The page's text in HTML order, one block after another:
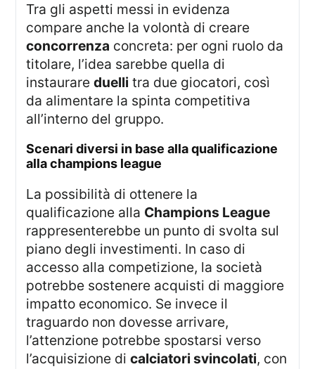
Tra gli aspetti messi in evidenza
compare anche la volontà di creare
concorrenza concreta: per ogni ruolo da
titolare, l’idea sarebbe quella di
instaurareduelli tra due giocatori, così
da alimentare la spinta competitiva
all’interno del gruppo.
scenari diversi in base alla qualificazione
alla champions league
La possibilità di ottenere la
qualificazione alla Champions League
rappresenterebbe un punto di svolta sul
piano degli investimenti. In caso di
accesso alla competizione, la società
potrebbe sostenere acquisti di maggiore
impatto economico. Se invece il
traguardo non dovesse arrivare,
l’attenzione potrebbe spostarsi verso
l’acquisizione dicalciatori svincolati, con